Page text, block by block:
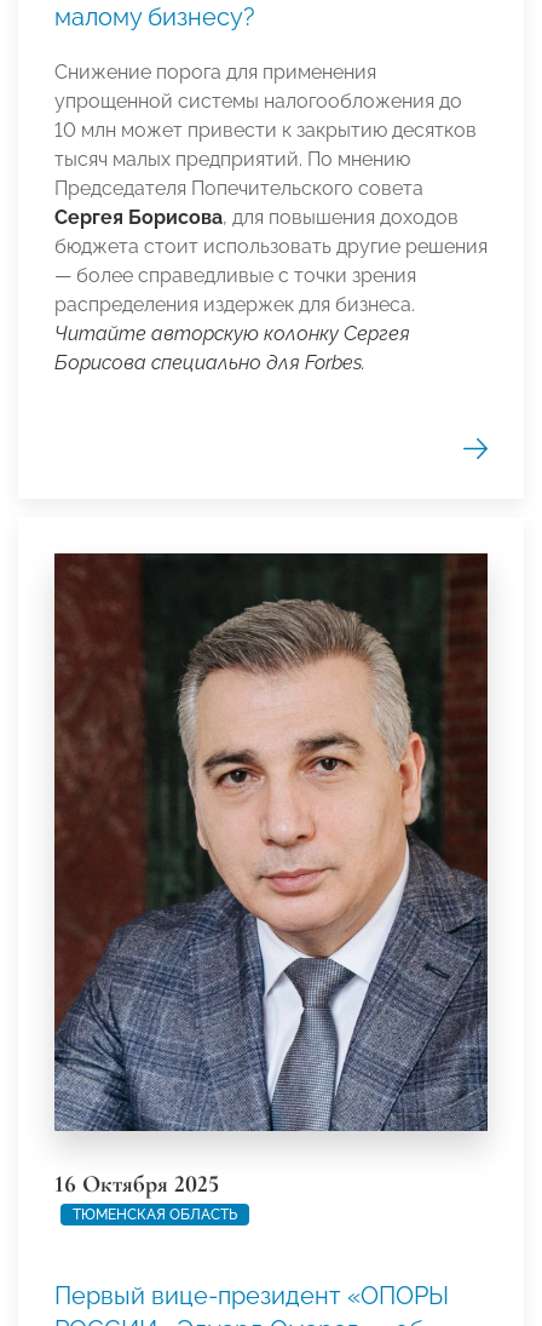
малому бизнесу?
Снижение порога для применения
упрощенной системы налогообложения до
10 млн может привести к закрытию десятков
тысяч малых предприятий. По мнению
Председателя Попечительского совета
Сергея Борисова, для повышения доходов
бюджета стоит использовать другие решения
— более справедливые с точки зрения
распределения издержек для бизнеса.
Читайте авторскую колонку Сергея
Борисова специально для Forbes.
16 Октября 2025
ТЮМЕНСКАЯ ОБЛАСТЬ
Первый вице-президент «ОПОРЫ